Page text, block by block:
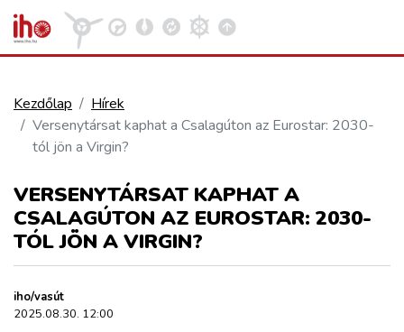
VASÚT
KÖZÚT
REPÜLÉS
KÖZLEKEDÉSFEJLESZTÉS
Kezdőlap
Hírek
Versenytársat kaphat a Csalagúton az Eurostar: 2030-
tól jön a Virgin?
VERSENYTÁRSAT KAPHAT A
CSALAGÚTON AZ EUROSTAR: 2030-
TÓL JÖN A VIRGIN?
iho/vasút
2025.08.30. 12:00